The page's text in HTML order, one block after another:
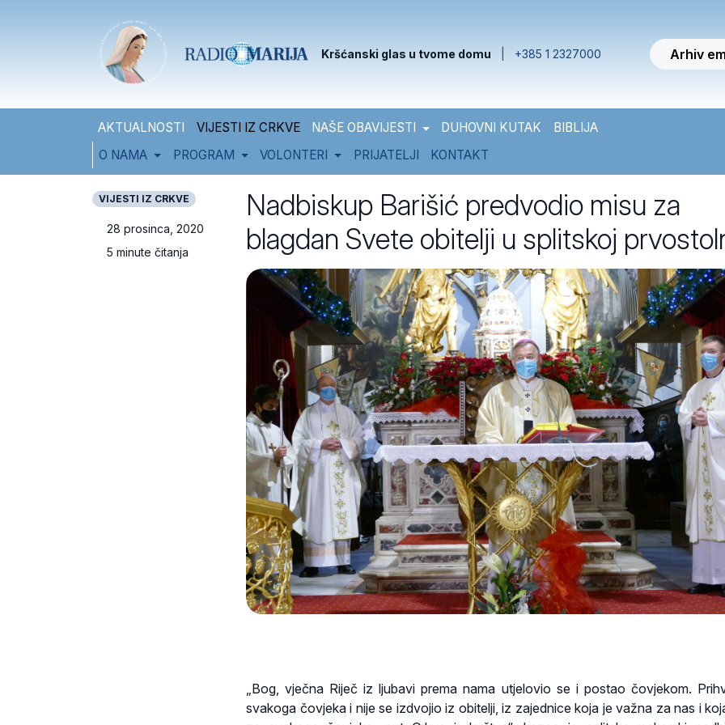
Kršćanski glas u tvome domu +385 1 2327000 Arhiv
AKTUALNOSTI VIJESTI IZ CRKVE NAŠE OBAVIJESTI DUHOVNI KUTAK
BIBLIJA
O NAMA
PROGRAM VOLONTERI PRIJATELJI KONTAKT
VIJESTI IZ CRKVE
28 prosinca, 2020
5 minute čitanja
Nadbiskup Barišić predvodio misu za
blagdan Svete obitelji u splitskoj
„Bog, vječna Riječ iz ljubavi prema nama utjelovio se i postao čovjekom.
svakoga čovjeka i nije se izdvojio iz obitelji, iz zajednice koja je važna za nas i